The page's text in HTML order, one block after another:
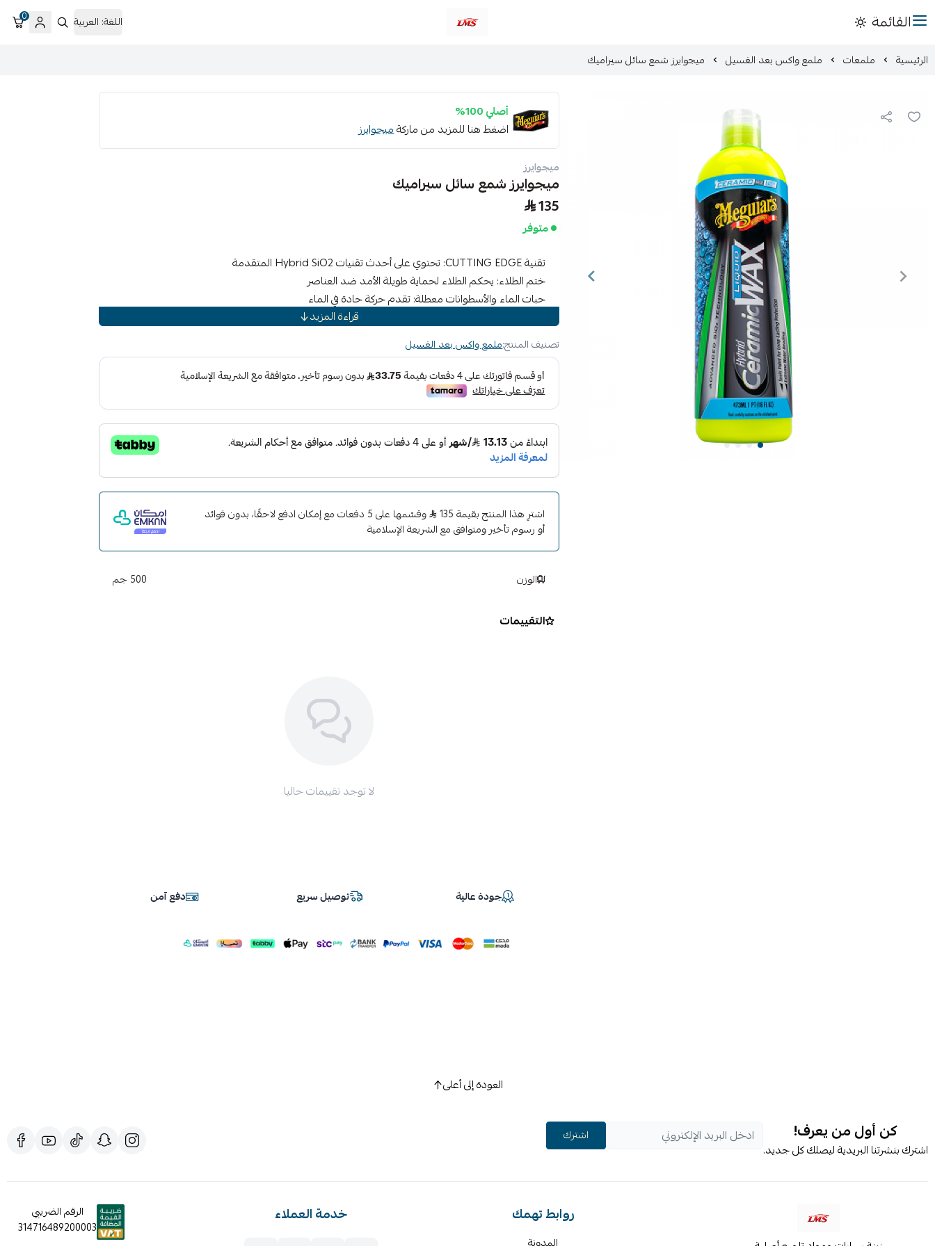
القائمة متجر لمسات الشرقية لزينة سيارات LMS اللغة: العربية 0
الرئيسية ملمعات ملمع واكس بعد الغسيل ميجوايرز شمع سائل سيراميك
أصلي 100%
اضغط هنا للمزيد من ماركةميجوايرز
ميجوايرز
ميجوايرز شمع سائل سيراميك
135
متوفر
تقنية CUTTING EDGE: تحتوي على أحدث تقنيات Hybrid SiO2 المتقدمة
ختم الطلاء: يحكم الطلاء لحماية طويلة الأمد ضد العناصر
حبات الماء والأسطوانات معطلة: تقدم حركة حادة في الماء
سهل الاستخدام: يوضع مثل الشمع السائل التقليدي
تجعل كيمياء ميجواير المتطورة والمتطورة من السيراميك الهجين هذا المنتج سهل التطبيق مثل الشمع
السائل العادي! صُممت هذه الصيغة ليتم تطبيقها إما يدويًا أو باستخدام أداة تلميع متغيرة السرعة
استخدامه على الكروم والبلاستيك ، أو كطبقة علوية على الشموع ومانعات التسرب التقليدية أيضًا!
قراءة المزيد
تصنيف المنتج:ملمع واكس بعد الغسيل
اشترِ هذا المنتج بقيمة 135
وقسّمها على 5 دفعات مع إمكان ادفع لاحقًا، بدون فوائد
أو رسوم تأخير ومتوافق مع الشريعة الإسلامية
الوزن 500 جم
التقييمات
لا توجد تقييمات حاليا
جودة عالية توصيل سريع دفع آمن
العودة إلى أعلى
كن أول من يعرف!
اشترك بنشرتنا البريدية ليصلك كل جديد.
اشترك
روابط تهمك خدمة العملاء
الرقم الضريبي
314716489200003